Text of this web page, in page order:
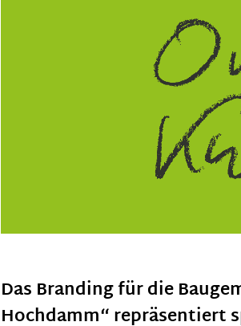
Das Branding für die
Hochdamm“ repräsentiert